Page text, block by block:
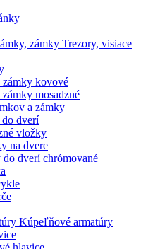
Trezory, visiace
zámky kovové
mosadzné
a zámky
dverí
vložky
na dvere
dverí chrómované
Kúpeľňové armatúry